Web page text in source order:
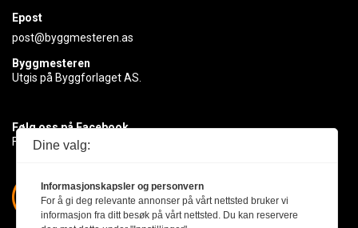
Epost
post@byggmesteren.as
Byggmesteren
Utgis på Byggforlaget AS.
Følg oss på Facebook
Få med deg det siste innen byggebransjen
Dine valg:
Informasjonskapsler og personvern
For å gi deg relevante annonser på vårt nettsted bruker vi
informasjon fra ditt besøk på vårt nettsted. Du kan reservere